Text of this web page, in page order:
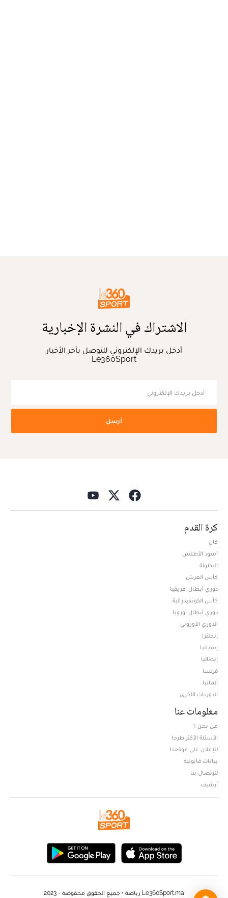
الاشتراك في النشرة الإخبارية
أدخل بريدك الإلكتروني للتوصل بآخر الأخبار
Le360Sport
أرسل
كرة القدم
كان
أسود الأطلس
البطولة
كأس العرش
دوري أبطال افريقيا
كأس الكونفيدرالية
دوري أبطال أوروبا
الدوري الأوروبي
إنجلترا
إسبانيا
إيطاليا
فرنسا
ألمانيا
الدوريات الأخرى
معلومات عنا
من نحن ؟
الأسئلة الأكثر طرحا
للإعلان على موقعنا
بيانات قانونية
للإتصال بنا
أرشيف
Le360Sport.ma رياضة • جميع الحقوق محفوضة - 2023